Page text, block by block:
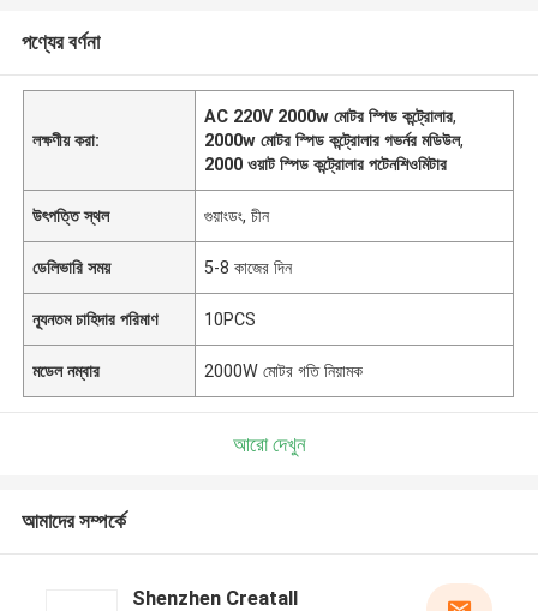
পণ্যের বর্ণনা
লক্ষণীয় করা:
AC 220V 2000w মোটর স্পিড কন্ট্রোলার,
2000w মোটর স্পিড কন্ট্রোলার গভর্নর মডিউল,
2000 ওয়াট স্পিড কন্ট্রোলার পটেনশিওমিটার
উৎপত্তি স্থল গুয়াংডং, চীন
ডেলিভারি সময় 5-8 কাজের দিন
ন্যূনতম চাহিদার পরিমাণ 10PCS
মডেল নম্বার 2000W মোটর গতি নিয়ামক
আরো দেখুন
আমাদের সম্পর্কে
Shenzhen Creatall